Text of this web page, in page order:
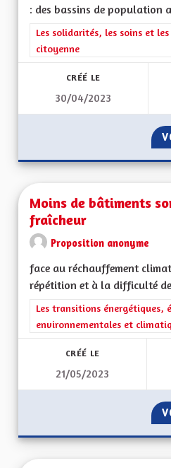
: des bassins de population
Filtrer les résultats de la
Les solidarités, les soins et
citoyenne
CRÉÉ LE
30/04/2023
Moins de bâtiments
fraîcheur
Proposition anonyme
face au réchauffement
répétition et à la difficulté
Filtrer les résultats de la
Les transitions énergétiques,
environnementales et
CRÉÉ LE
21/05/2023